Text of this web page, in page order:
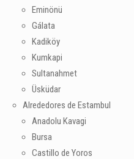
Eminönü
Gálata
Kadiköy
Kumkapi
Sultanahmet
Üsküdar
Alrededores de Estambul
Anadolu Kavagi
Bursa
Castillo de Yoros